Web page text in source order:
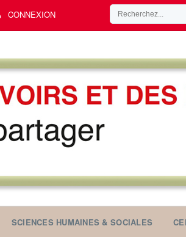
CONNEXION
SCIENCES HUMAINES & SOCIALES